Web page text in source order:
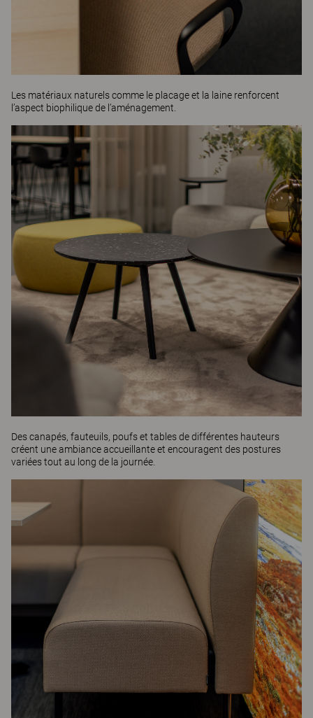
Les matériaux naturels comme le placage et la laine renforcent
l’aspect biophilique de l’aménagement.
Des canapés, fauteuils, poufs et tables de différentes hauteurs
créent une ambiance accueillante et encouragent des postures
variées tout au long de la journée.